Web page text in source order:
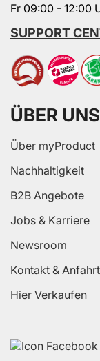
Fr 09:00 - 12:00
SUPPORT
ÜBER UNS
Über myProduct
Nachhaltigkeit
B2B Angebote
Jobs & Karriere
Newsroom
Kontakt & Anfahrt
Hier Verkaufen